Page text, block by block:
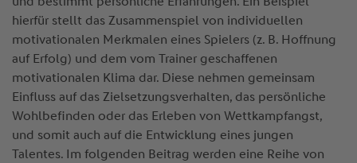
hierfür stellt das Zusammenspiel von individuellen
motivationalen Merkmalen eines Spielers (z. B. Hoffnung
auf Erfolg) und dem vom Trainer geschaffenen
motivationalen Klima dar. Diese nehmen gemeinsam
Einfluss auf das Zielsetzungsverhalten, das persönliche
Wohlbefinden oder das Erleben von Wettkampfangst,
und somit auch auf die Entwicklung eines jungen
Talentes. Im folgenden Beitrag werden eine Reihe von